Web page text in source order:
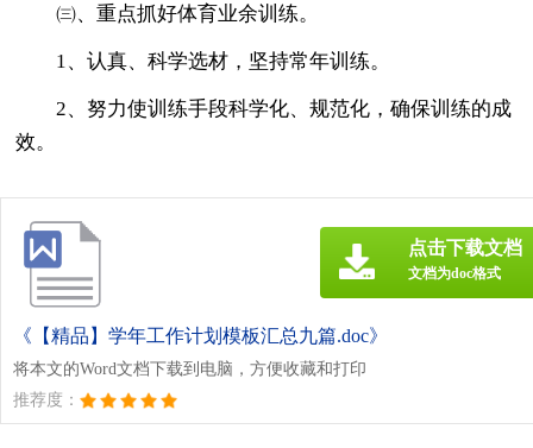
㈢、重点抓好体育业余训练。
1、认真、科学选材，坚持常年训练。
2、努力使训练手段科学化、规范化，确保训练的成
效。
《【精品】学年工作计划模板汇总九篇.doc》
将本文的Word文档下载到电脑，方便收藏和打印
推荐度：
点击下载文档
文档为doc格式